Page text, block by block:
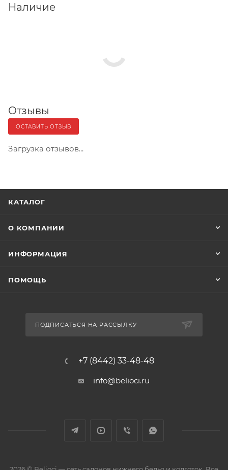
Наличие
Отзывы
ОСТАВИТЬ ОТЗЫВ
Загрузка отзывов...
КАТАЛОГ
О КОМПАНИИ
ИНФОРМАЦИЯ
ПОМОЩЬ
ПОДПИСАТЬСЯ НА РАССЫЛКУ
+7 (8442) 33-48-48
info@belioci.ru